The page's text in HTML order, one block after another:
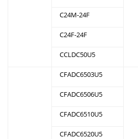
C24M-24F
C24F-24F
CCLDC50U5
CFADC6503U5
CFADC6506U5
CFADC6510U5
CFADC6520U5